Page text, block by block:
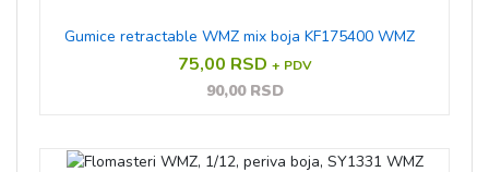
Gumice retractable WMZ mix boja KF175400 WMZ
75,00 RSD + PDV
90,00 RSD